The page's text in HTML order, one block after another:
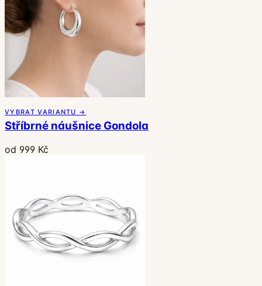
VYBRAT VARIANTU →
Stříbrné náušnice Gondola
od 999 Kč